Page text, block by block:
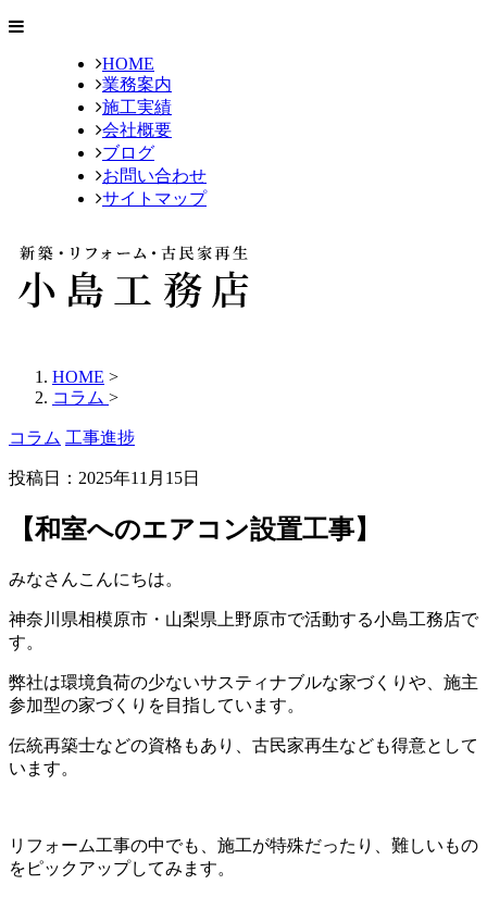
HOME
業務案内
施工実績
会社概要
ブログ
お問い合わせ
サイトマップ
HOME >
コラム >
コラム 工事進捗
投稿日：2025年11月15日
【和室へのエアコン設置工事】
みなさんこんにちは。
神奈川県相模原市・山梨県上野原市で活動する小島工務店で
す。
弊社は環境負荷の少ないサスティナブルな家づくりや、施主
参加型の家づくりを目指しています。
伝統再築士などの資格もあり、古民家再生なども得意として
います。
リフォーム工事の中でも、施工が特殊だったり、難しいもの
をピックアップしてみます。